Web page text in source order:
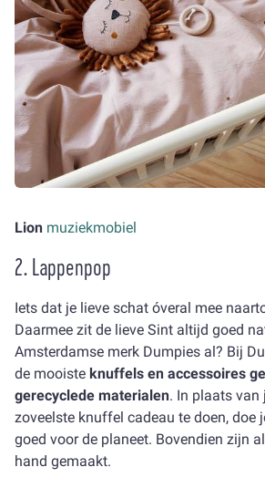
Lion muziekmobiel
2. Lappenpop
Iets dat je lieve schat óveral mee
Daarmee zit de lieve Sint altijd goed
Amsterdamse merk Dumpies al? Bij
de mooiste knuffels en accessoires
gerecyclede materialen. In plaats van
zoveelste knuffel cadeau te doen, doe
goed voor de planeet. Bovendien zijn
hand gemaakt.